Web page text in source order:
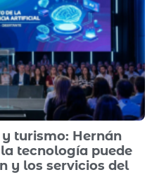
turismo: Hernán
tecnología puede
y los servicios del